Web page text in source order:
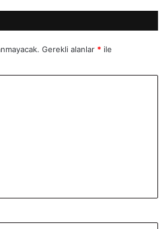
Gerekli alanlar * ile